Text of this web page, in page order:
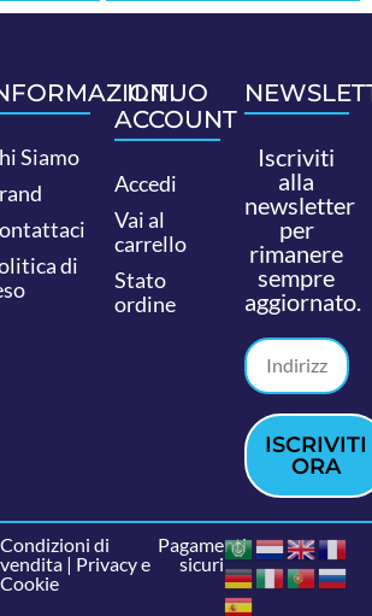
Siamo
di
IL TUO
ACCOUNT
Accedi
Vai al
carrello
Stato
ordine
Iscriviti
alla
newsletter
per
rimanere
sempre
aggiornato.
ISCRIVITI
ORA
Condizioni di
vendita| Privacy e
Cookie
Pagamenti
sicuri